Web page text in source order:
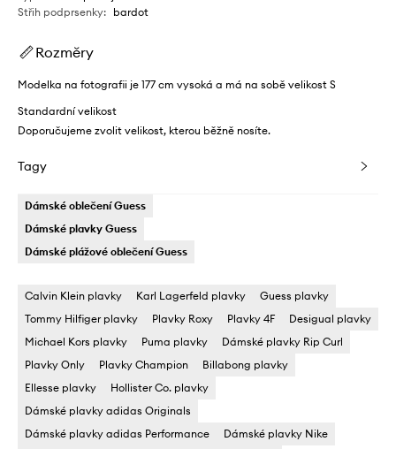
Střih podprsenky: bardot
Rozměry
Modelka na fotografii je 177 cm vysoká a má na sobě velikost S
Standardní velikost
Doporučujeme zvolit velikost, kterou běžně nosíte.
Tagy
Dámské oblečení Guess
Dámské plavky Guess
Dámské plážové oblečení Guess
Calvin Klein plavky Karl Lagerfeld plavky
Guess plavky
Tommy Hilfiger plavky
Plavky Roxy Plavky 4F
Desigual plavky
Michael Kors plavky
Puma plavky
Dámské plavky Rip Curl
Plavky Only
Plavky Champion
Billabong plavky
Ellesse plavky
Hollister Co. plavky
Dámské plavky adidas Originals
Dámské plavky adidas Performance
Dámské plavky Nike